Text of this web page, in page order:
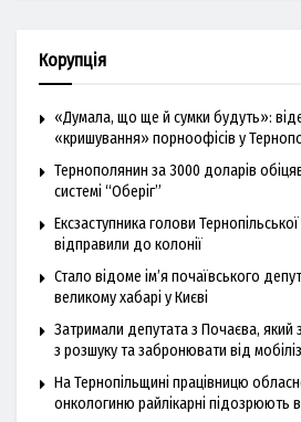
Корупція
«Думала, що ще й сумки будуть»:
«кришування» порноофісів у
Тернополянин за 3000 доларів
системі “Оберіг”
Ексзаступника голови
відправили до колонії
Стало відоме ім’я почаївського
великому хабарі у Києві
Затримали депутата з Почаєва, який
з розшуку та забронювати від
На Тернопільщині працівницю
онкологиню райлікарні підозрюють